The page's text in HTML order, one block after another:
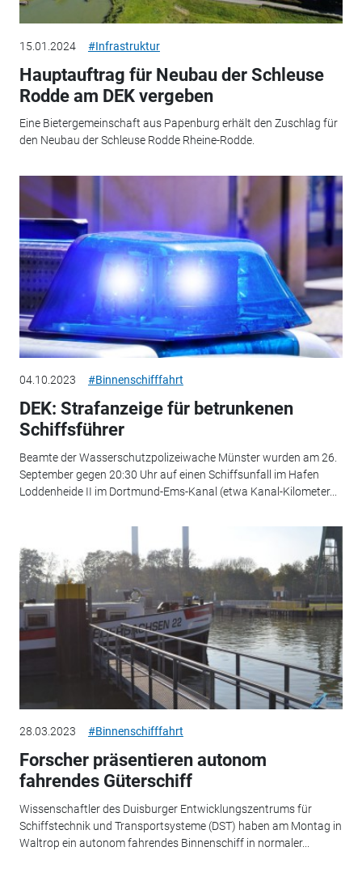
15.01.2024 #Infrastruktur
Hauptauftrag für Neubau der Schleuse
Rodde am DEK vergeben
Eine Bietergemeinschaft aus Papenburg erhält den Zuschlag für
den Neubau der Schleuse Rodde Rheine-Rodde.
04.10.2023 #Binnenschifffahrt
DEK: Strafanzeige für betrunkenen
Schiffsführer
Beamte der Wasserschutzpolizeiwache Münster wurden am 26.
September gegen 20:30 Uhr auf einen Schiffsunfall im Hafen
Loddenheide II im Dortmund-Ems-Kanal (etwa Kanal-Kilometer...
28.03.2023 #Binnenschifffahrt
Forscher präsentieren autonom
fahrendes Güterschiff
Wissenschaftler des Duisburger Entwicklungszentrums für
Schiffstechnik und Transportsysteme (DST) haben am Montag in
Waltrop ein autonom fahrendes Binnenschiff in normaler...